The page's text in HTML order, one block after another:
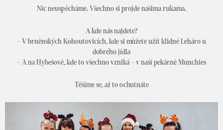
Nic neuspěcháme. Všechno si projde našima rukama.
A kde nás najdete?
– V brněnských Kohoutovicích, kde si můžete užít klidné Leháro u
dobrého jídla
– A na Hybešově, kde to všechno vzniká – v naší pekárně Munchies
Těšíme se, až to ochutnáte